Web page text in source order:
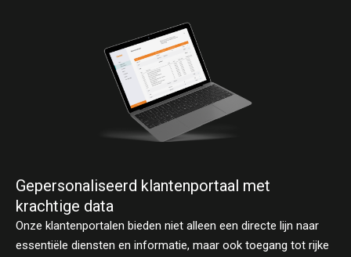
Gepersonaliseerd klantenportaal met
krachtige data
Onze klantenportalen bieden niet alleen een directe lijn naar
essentiële diensten en informatie, maar ook toegang tot rijke